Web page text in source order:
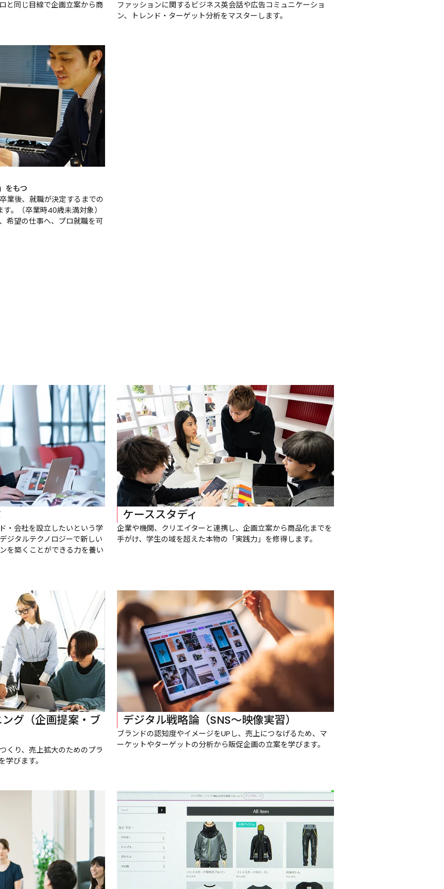
と同じ目線で企画立案から商
ファッションに関するビジネス英会話や広告コミュニケーショ
ン、トレンド・ターゲット分析をマスターします。
をもつ
業後、就職が決定するまでの
。（卒業時40歳未満対象）
希望の仕事へ、プロ就職を可
・会社を設立したいという学
ジタルテクノロジーで新しい
を築くことができる力を養い
ケーススタディ
企業や機関、クリエイターと連携し、企画立案から商品化までを
手がけ、学生の域を超えた本物の「実践力」を修得します。
グ（企画提案・ブ
くり、売上拡大のためのプラ
びます。
デジタル戦略論（SNS～映像実習）
ブランドの認知度やイメージをUPし、売上につなげるため、マ
ーケットやターゲットの分析から販促企画の立案を学びます。